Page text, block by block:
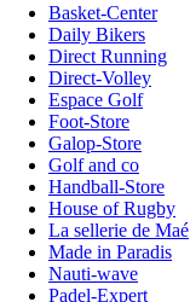
Basket-Center
Daily Bikers
Direct Running
Direct-Volley
Espace Golf
Foot-Store
Galop-Store
Golf and co
Handball-Store
House of Rugby
La sellerie de Maé
Made in Paradis
Nauti-wave
Padel-Expert